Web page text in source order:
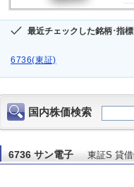
最近チェックした銘柄･指標
6736(東証)